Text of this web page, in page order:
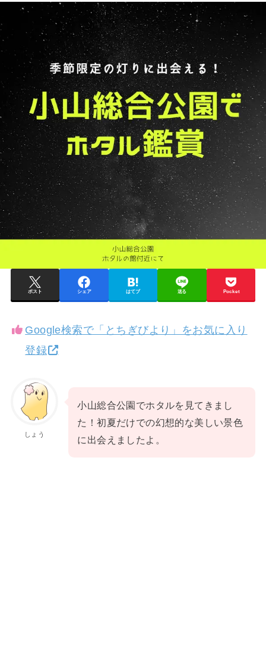
ポスト シェア はてブ 送る Pocket
Google検索で「とちぎびより」をお気に入り
登録
しょう
小山総合公園でホタルを見てきまし
た！初夏だけでの幻想的な美しい景色
に出会えましたよ。